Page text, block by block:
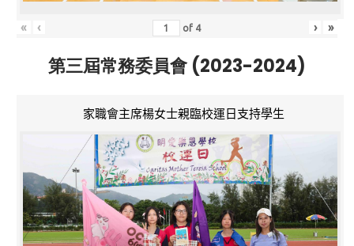
« ‹ of 4 › »
第三屆常務委員會 (2023-2024)
家職會主席楊女士親臨校運日支持學生